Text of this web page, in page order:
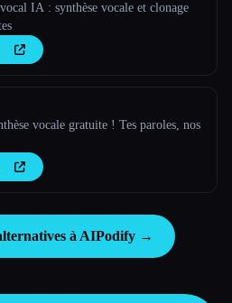
IA : synthèse vocale et clonage
vocale gratuite ! Tes paroles, nos
à AIPodify →